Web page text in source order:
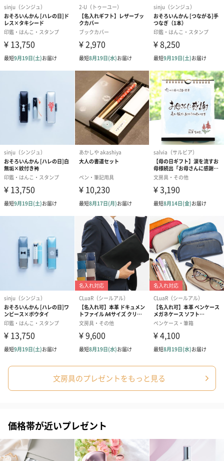
ゴールド（390円） ピンク（390円） グリーン（
生花
生花のブーケを同梱します。
※9-15時にご注文いただく場合、最短のお届け可能日が通常より
も1日遅くなります。
シーズンブーケ（ひま
ブーケ（ホワイトグリ
ブーケ（ピン
ドライフラワー・プリザーブドフラワー
自然のお花で作ったドライフラワー・プリザーブドフラワーを同
一部花材が写真と異なる場合がございます。予めご了承くださ
い。パッケージに入れてお届けします。
文房具のプレゼントをもっと見る
価格帯が近いプレゼント